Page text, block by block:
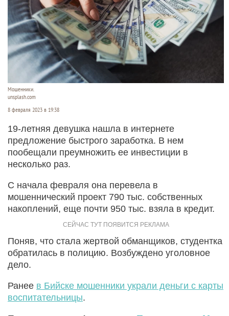
Мошенники.
unsplash.com
8 февраля 2023 в 19:38
19-летняя девушка нашла в интернете
предложение быстрого заработка. В нем
пообещали преумножить ее инвестиции в
несколько раз.
С начала февраля она перевела в
мошеннический проект 790 тыс. собственных
накоплений, еще почти 950 тыс. взяла в кредит.
Поняв, что стала жертвой обманщиков, студентка
обратилась в полицию. Возбуждено уголовное
дело.
Ранее в Бийске мошенники украли деньги с карты
воспитательницы.